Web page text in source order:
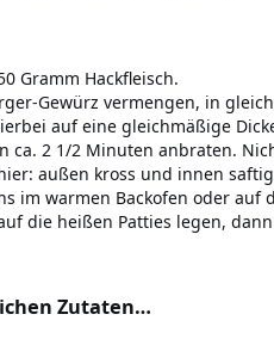
Gramm Hackfleisch.
Gewürz vermengen, in
auf eine gleichmäßige
ca. 2 1/2 Minuten anbraten.
außen kross und innen
im warmen Backofen oder
die heißen Patties legen,
Zutaten…